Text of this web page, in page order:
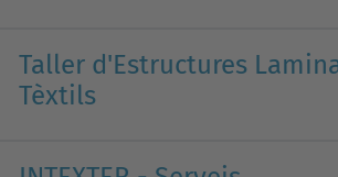
Taller d'Estructures
Tèxtils